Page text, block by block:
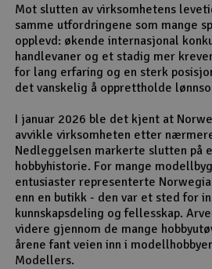
Mot slutten av virksomhetens
samme utfordringene som mange
opplevd: økende internasjonal
handlevaner og et stadig mer
for lang erfaring og en sterk
det vanskelig å opprettholde
I januar 2026 ble det kjent at
avvikle virksomheten etter
Nedleggelsen markerte slutten på
hobbyhistorie. For mange
entusiaster representerte
enn en butikk - den var et sted for
kunnskapsdeling og fellesskap.
videre gjennom de mange
årene fant veien inn i
Modellers.